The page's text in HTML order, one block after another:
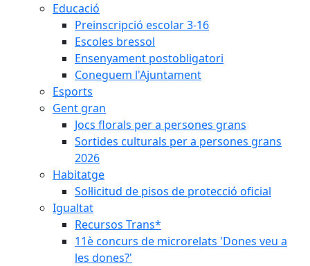
Educació
Preinscripció escolar 3-16
Escoles bressol
Ensenyament postobligatori
Coneguem l'Ajuntament
Esports
Gent gran
Jocs florals per a persones grans
Sortides culturals per a persones grans
2026
Habitatge
Sol·licitud de pisos de protecció oficial
Igualtat
Recursos Trans*
11è concurs de microrelats 'Dones veu a
les dones?'